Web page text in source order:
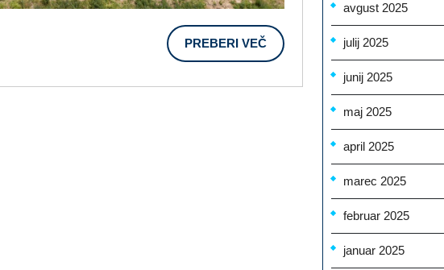
PREBERI VEČPREBERI
VEČ
avgust 2025
julij 2025
junij 2025
maj 2025
april 2025
marec 2025
februar 2025
januar 2025